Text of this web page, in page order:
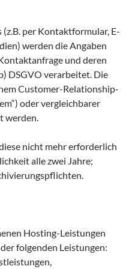
per Kontaktformular, E-
werden die Angaben
und deren
DSGVO verarbeitet. Die
Customer-Relationship-
oder vergleichbarer
werden.
nicht mehr erforderlich
alle zwei Jahre;
Hosting-Leistungen
folgenden Leistungen: